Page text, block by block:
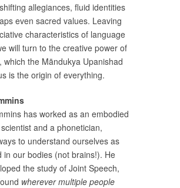
allegiances, fluid identities
even sacred values. Leaving
characteristics of language
will turn to the creative power of
which the Māndukya Upanishad
is the origin of everything.
has worked as an embodied
and a phonetician,
to understand ourselves as
in our bodies (not brains!). He
the study of Joint Speech,
wherever multiple people